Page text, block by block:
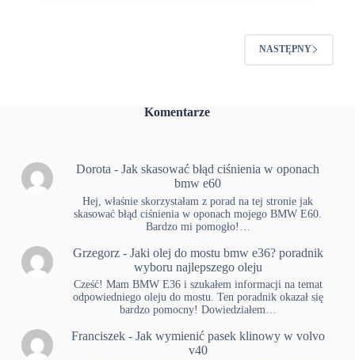
NASTĘPNY
Komentarze
Dorota -Jak skasować błąd ciśnienia w oponach
bmw e60
Hej, właśnie skorzystałam z porad na tej stronie jak
skasować błąd ciśnienia w oponach mojego BMW E60.
Bardzo mi pomogło!…
Grzegorz- Jaki olej do mostu bmw e36? poradnik
wyboru najlepszego oleju
Cześć! Mam BMW E36 i szukałem informacji na temat
odpowiedniego oleju do mostu. Ten poradnik okazał się
bardzo pomocny! Dowiedziałem…
Franciszek- Jak wymienić pasek klinowy w volvo
v40